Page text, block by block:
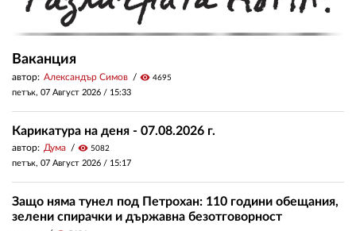
Ваканция
автор: Александър Симов visibility 4695
петък, 07 Август 2026 / 15:33
Карикатура на деня - 07.08.2026 г.
автор: Дума visibility 5082
петък, 07 Август 2026 / 15:17
Защо няма тунел под Петрохан: 110 години обещания,
зелени спирачки и държавна безотговорност